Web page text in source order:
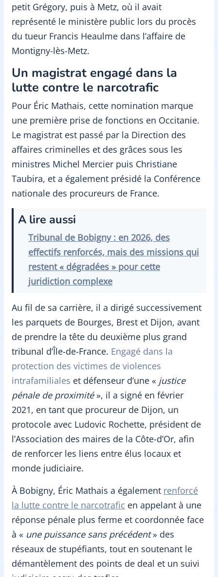
petit Grégory, puis à Metz, où il avait
représenté le ministère public lors du procès
du tueur Francis Heaulme dans l’affaire de
Montigny-lès-Metz.
Un magistrat engagé dans la
lutte contre le narcotrafic
Pour Éric Mathais, cette nomination marque
une première prise de fonctions en Occitanie.
Le magistrat est passé par la Direction des
affaires criminelles et des grâces sous les
ministres Michel Mercier puis Christiane
Taubira, et a également présidé la Conférence
nationale des procureurs de France.
A lire aussi
Tribunal de Bobigny : en 2026, des
effectifs renforcés, mais des missions qui
restent « dégradées » pour cette
juridiction complexe
Au fil de sa carrière, il a dirigé successivement
les parquets de Bourges, Brest et Dijon, avant
de prendre la tête du deuxième plus grand
tribunal d’Île-de-France. Engagé dans la
protection des victimes de violences
intrafamiliales et défenseur d’une « justice
pénale de proximité», il a signé en février
2021, en tant que procureur de Dijon, un
protocole avec Ludovic Rochette, président de
l’Association des maires de la Côte-d’Or, afin
de renforcer les liens entre élus locaux et
monde judiciaire.
À Bobigny, Éric Mathais a également renforcé
la lutte contre le narcotrafic en appelant à une
réponse pénale plus ferme et coordonnée face
à « une puissance sans précédent» des
réseaux de stupéfiants, tout en soutenant le
démantèlement des points de deal et un suivi